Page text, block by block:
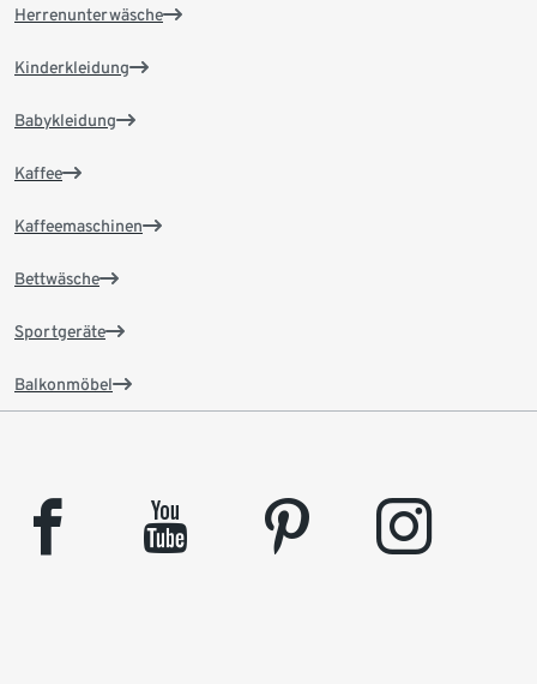
Herrenunterwäsche
Kinderkleidung
Babykleidung
Kaffee
Kaffeemaschinen
Bettwäsche
Sportgeräte
Balkonmöbel
facebook youtube pinterest instagram